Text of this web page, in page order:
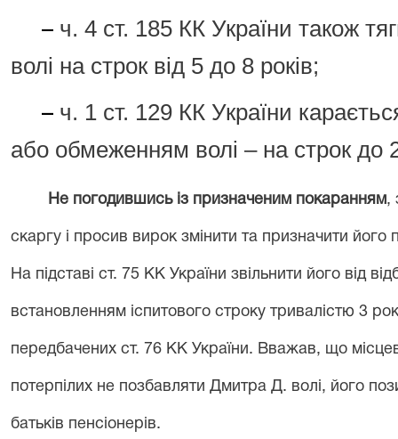
– ч. 4 ст. 185 КК України також
волі на строк від 5 до 8 років;
– ч. 1 ст. 129 КК України
або обмеженням волі – на строк до
Не погодившись із призначеним покаранням,
скаргу і просив вирок змінити та призначити його
На підставі ст. 75 КК України звільнити його від
встановленням іспитового строку тривалістю 3
передбачених ст. 76 КК України. Вважав, що
потерпілих не позбавляти Дмитра Д. волі, його
батьків пенсіонерів.